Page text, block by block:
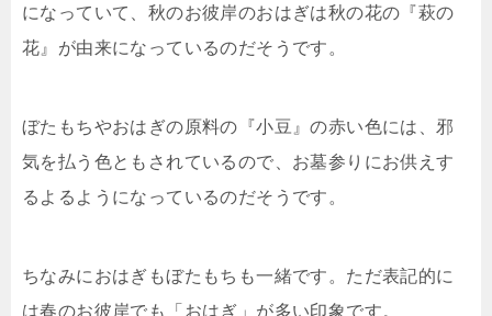
になっていて、秋のお彼岸のおはぎは秋の花の『萩の
花』が由来になっているのだそうです。
ぼたもちやおはぎの原料の『小豆』の赤い色には、邪
気を払う色ともされているので、お墓参りにお供えす
るよるようになっているのだそうです。
ちなみにおはぎもぼたもちも一緒です。ただ表記的に
は春のお彼岸でも「おはぎ」が多い印象です。